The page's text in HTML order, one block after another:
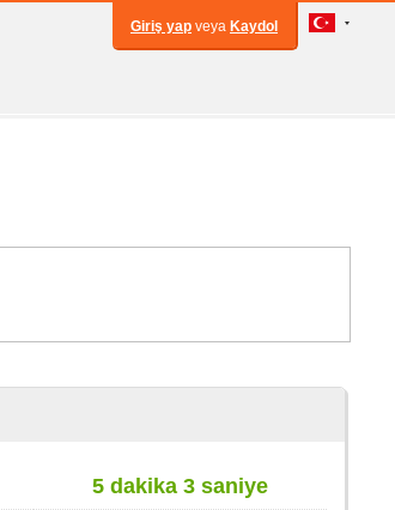
Giriş yap veya Kaydol
5 dakika 3 saniye